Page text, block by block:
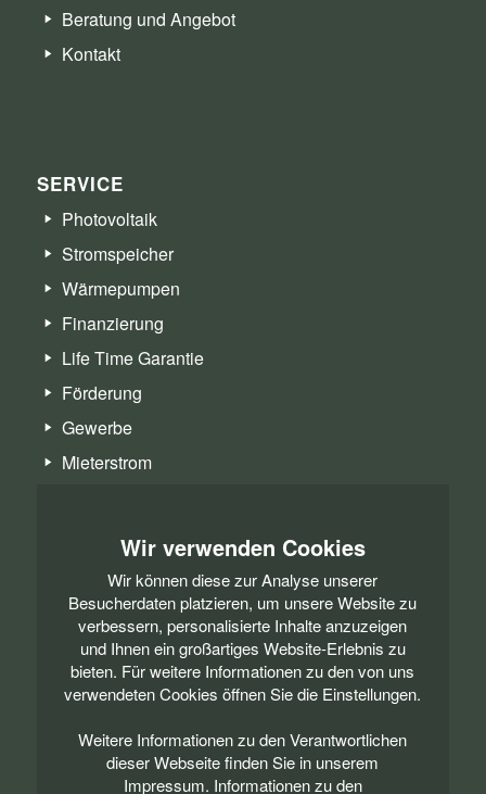
Beratung und Angebot
Kontakt
SERVICE
Photovoltaik
Stromspeicher
Wärmepumpen
Finanzierung
Life Time Garantie
Förderung
Gewerbe
Mieterstrom
INFORMATION
Wir sind Anbieter für dezentrale Energiesysteme und
liefern Ihnen Konzepte für eine nachhaltige und
unabhängige Energieversorgung.
Haben wir Ihr Interesse geweckt? Dann sichern Sie sich
jetzt Ihr persönliches Angebot!
Wir verwenden Cookies
Wir können diese zur Analyse unserer
Besucherdaten platzieren, um unsere Website zu
verbessern, personalisierte Inhalte anzuzeigen
und Ihnen ein großartiges Website-Erlebnis zu
bieten. Für weitere Informationen zu den von uns
verwendeten Cookies öffnen Sie die Einstellungen.
Weitere Informationen zu den Verantwortlichen
dieser Webseite finden Sie in unserem
Impressum. Informationen zu den